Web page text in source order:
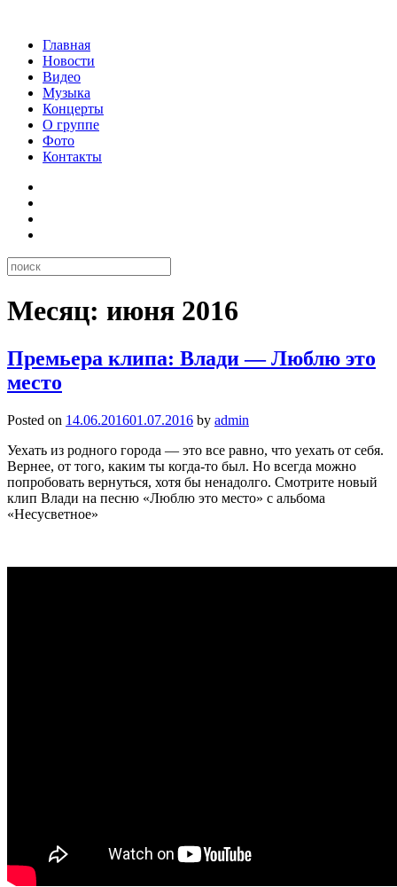
Главная
Новости
Видео
Музыка
Концерты
О группе
Фото
Контакты
Месяц: июня 2016
Премьера клипа: Влади — Люблю это
место
Posted on 14.06.201601.07.2016 by admin
Уехать из родного города — это все равно, что уехать от себя.
Вернее, от того, каким ты когда-то был. Но всегда можно
попробовать вернуться, хотя бы ненадолго. Смотрите новый
клип Влади на песню «Люблю это место» с альбома
«Несусветное»